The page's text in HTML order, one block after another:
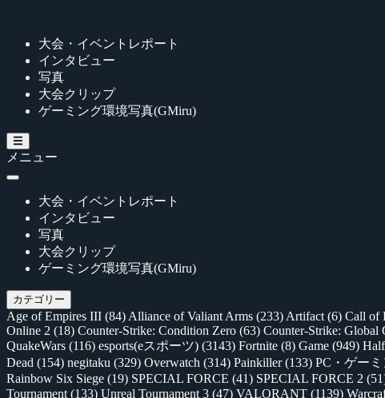
大会・イベントレポート
インタビュー
写真
大会クリップ
ゲーミング環境写真(GMiru)
メニュー
大会・イベントレポート
インタビュー
写真
大会クリップ
ゲーミング環境写真(GMiru)
カテゴリー
Age of Empires III (84) Alliance of Valiant Arms (233) Artifact (6) Call of
Online 2 (18) Counter-Strike: Condition Zero (63) Counter-Strike: Global
QuakeWars (116) esports(eスポーツ) (3143) Fortnite (8) Game (949)
Dead (154) negitaku (329) Overwatch (314) Painkiller(133) PC・ゲー
Rainbow Six Siege (19) SPECIAL FORCE (41) SPECIAL FORCE 2
Tournament (133) Unreal Tournament 3 (47) VALORANT (1139)